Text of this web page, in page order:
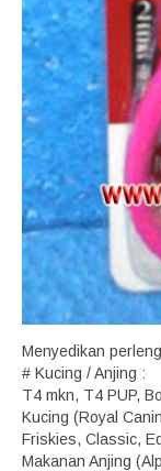
Menyedikan
# Kucing / Anjing :
T4 mkn, T4 PUP,
Kucing (Royal
Friskies, Classic,
Makanan Anjing